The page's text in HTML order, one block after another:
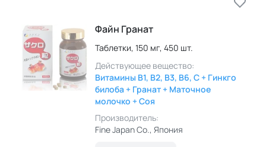
Файн Гранат
Таблетки, 150 мг, 450 шт.
Действующее вещество:
Витамины B1, B2, B3, B6, C + Гинкго
билоба + Гранат + Маточное
молочко + Соя
Производитель:
Fine Japan Co., Япония